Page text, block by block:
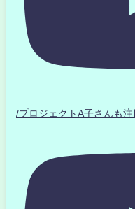
/プロジェクトA子さんも